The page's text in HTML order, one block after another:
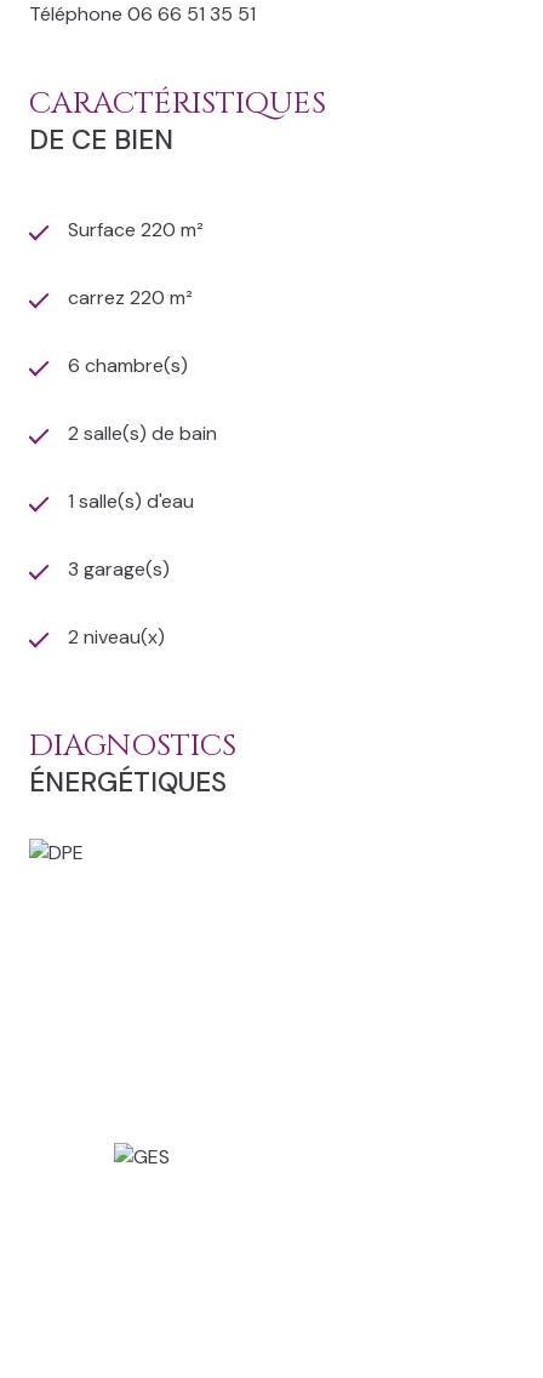
Téléphone 06 66 51 35 51
CARACTÉRISTIQUES
DE CE BIEN
Surface 220 m²
carrez 220 m²
6 chambre(s)
2 salle(s) de bain
1 salle(s) d'eau
3 garage(s)
2 niveau(x)
DIAGNOSTICS
ÉNERGÉTIQUES